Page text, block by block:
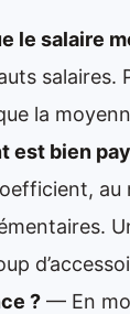
le salaire
salaires.
la
est bien
au
? — En